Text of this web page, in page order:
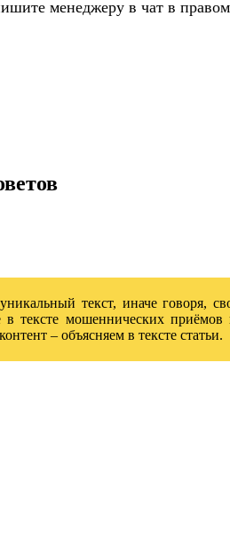
менеджеру в чат в
текст, иначе говоря,
тексте мошеннических
– объясняем в тексте статьи.